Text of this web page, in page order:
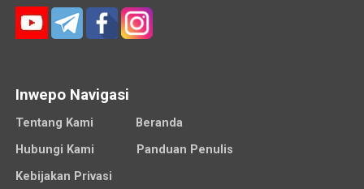
Inwepo Navigasi
Tentang Kami
Beranda
Hubungi Kami
Panduan Penulis
Kebijakan Privasi